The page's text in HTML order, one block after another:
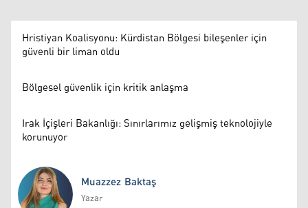
Hristiyan Koalisyonu: Kürdistan Bölgesi bileşenler için
güvenli bir liman oldu
Bölgesel güvenlik için kritik anlaşma
Irak İçişleri Bakanlığı: Sınırlarımız gelişmiş teknolojiyle
korunuyor
Muazzez Baktaş
Yazar